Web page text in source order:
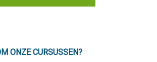
ONZE CURSUSSEN?